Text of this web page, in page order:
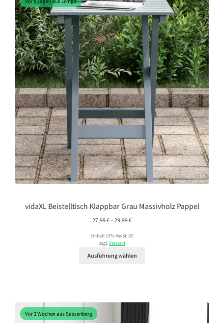
vidaXL Beistelltisch Klappbar Grau Massivholz Pappel
27,99€– 29,99€Preisspanne:
bis
Enthält 19% MwSt. DE
zzgl.Versand
Ausführung wählen
Vor 2 Wochen aus Sassenberg